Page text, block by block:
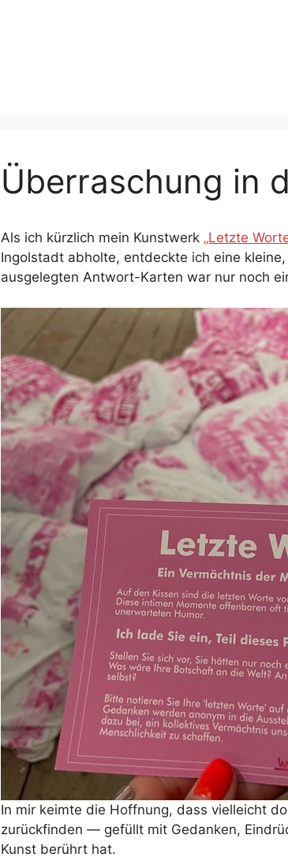
Überraschung in
Als ich kürzlich mein Kunstwerk „Letzte
Ingolstadt abholte, entdeckte ich eine
ausgelegten Antwort-Karten war nur noch
In mir keimte die Hoffnung, dass vielleicht
zurückfinden — gefüllt mit Gedanken,
Kunst berührt hat.